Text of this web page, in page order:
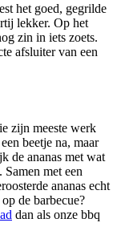
het goed, gegrilde
lekker. Op het
zin in iets zoets.
afsluiter van een
zijn meeste werk
beetje na, maar
de ananas met wat
met een
ananas echt
de barbecue?
dan als onze bbq